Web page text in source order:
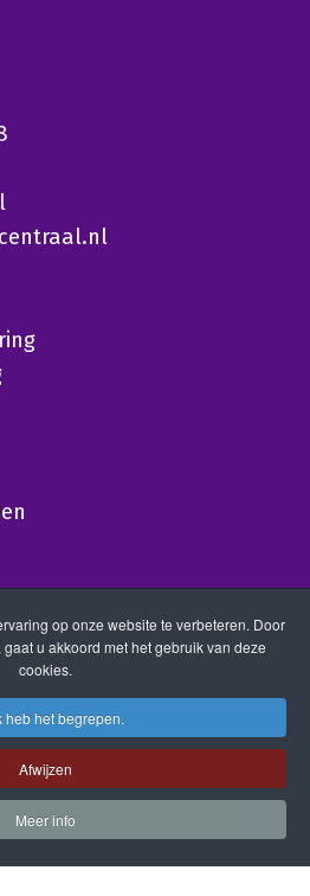
op onze website te verbeteren. Door
u akkoord met het gebruik van deze
cookies.
heb het begrepen.
Afwijzen
Meer info